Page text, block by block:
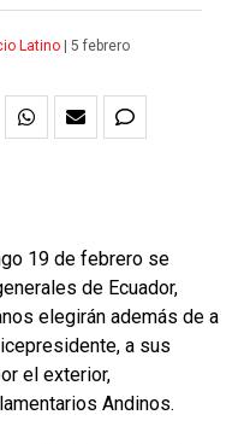
Latino
5 febrero
19 de febrero se
de Ecuador,
elegirán además de a
a sus
el exterior,
Andinos.